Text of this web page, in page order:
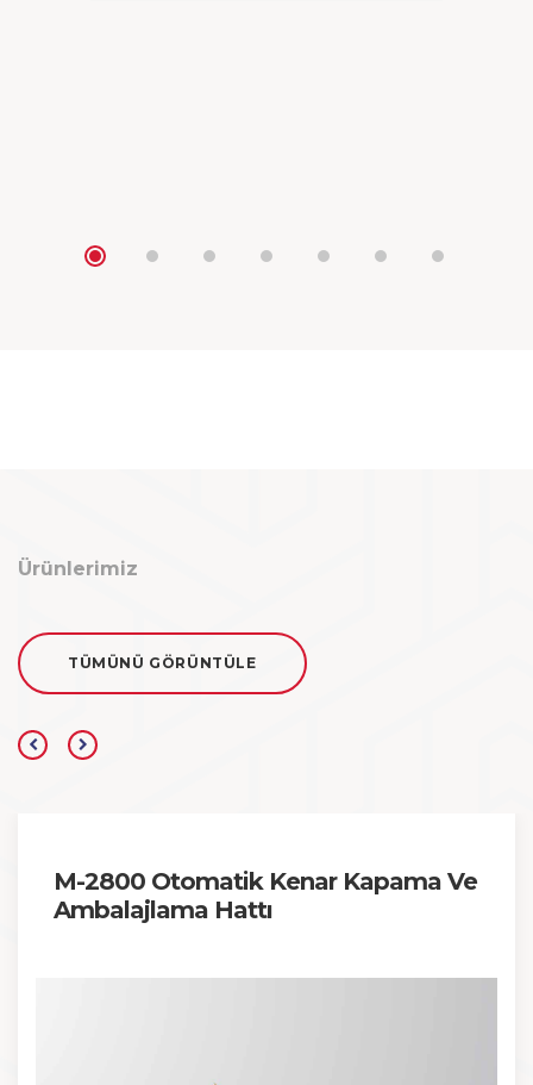
Ürünlerimiz
TÜMÜNÜ GÖRÜNTÜLE
M-2800 Otomatik Kenar Kapama Ve
Ambalajlama Hattı